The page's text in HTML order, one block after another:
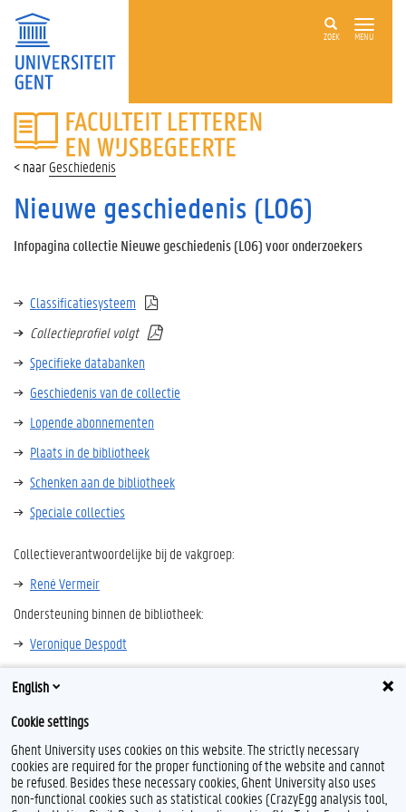
ZOEK MENU
FACULTEIT
LETTEREN
WIJSBEGEERTE
Geschiedenis
Nieuwe geschiedenis (L06)
Infopagina collectie Nieuwe geschiedenis (L06) voor onderzoekers
Classificatiesysteem
Collectieprofiel volgt
Specifieke databanken
Geschiedenis van de collectie
Lopende abonnementen
Plaats in de bibliotheek
Schenken aan de bibliotheek
Speciale collecties
Collectieverantwoordelijke bij de vakgroep:
René Vermeir
Ondersteuning binnen de bibliotheek:
Veronique Despodt
Andere geschiedenisbibliotheken in Vlaanderen en Brussel
English
Cookie settings
Ghent University uses cookies on this website. The strictly necessary
cookies are required for the proper functioning of the website and cannot
be refused. Besides these necessary cookies, Ghent University also uses
non-functional cookies such as statistical cookies (CrazyEgg analysis tool,